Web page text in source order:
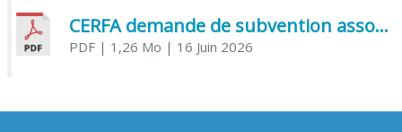
CERFA demande de subvention association
PDF| 1,26 Mo | 16 Juin 2026